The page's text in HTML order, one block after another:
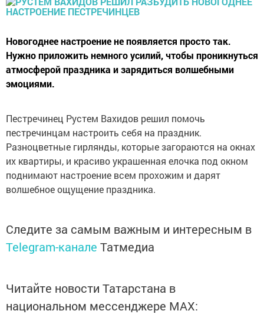
Новогоднее настроение не появляется просто так.
Нужно приложить немного усилий, чтобы проникнуться
атмосферой праздника и зарядиться волшебными
эмоциями.
Пестречинец Рустем Вахидов решил помочь
пестречинцам настроить себя на праздник.
Разноцветные гирлянды, которые загораются на окнах
их квартиры, и красиво украшенная елочка под окном
поднимают настроение всем прохожим и дарят
волшебное ощущение праздника.
Следите за самым важным и интересным в
Telegram-канале Татмедиа
Читайте новости Татарстана в
национальном мессенджере MАХ: